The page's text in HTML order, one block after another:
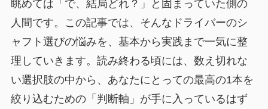
眺めては「で、結局どれ？」と固まっていた側の
人間です。この記事では、そんなドライバーのシ
ャフト選びの悩みを、基本から実践まで一気に整
理していきます。読み終わる頃には、数え切れな
い選択肢の中から、あなたにとっての最高の1本を
絞り込むための「判断軸」が手に入っているはず